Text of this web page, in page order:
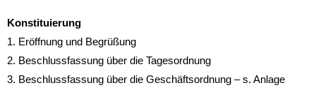
Konstituierung
1. Eröffnung und Begrüßung
2. Beschlussfassung über die Tagesordnung
3. Beschlussfassung über die Geschäftsordnung – s. Anlage